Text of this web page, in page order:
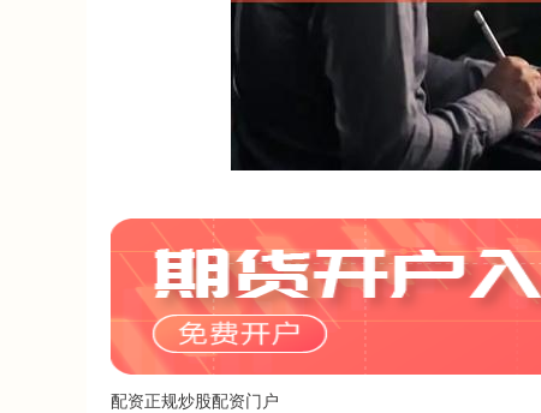
配资正规炒股配资门户